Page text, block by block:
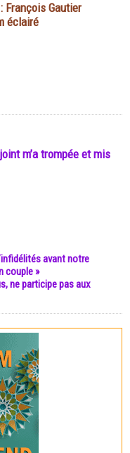
François Gautier
éclairé
m’a trompée et mis
avant notre
couple »
ne participe pas aux